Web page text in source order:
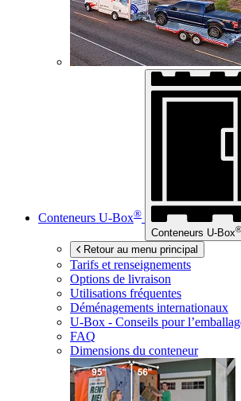
Conteneurs U-Box®
Conteneurs U-Box®
Retour au menu principal
Tarifs et renseignements
Options de livraison
Utilisations fréquentes
Déménagements internationaux
U-Box - Conseils pour
FAQ
Dimensions du conteneur